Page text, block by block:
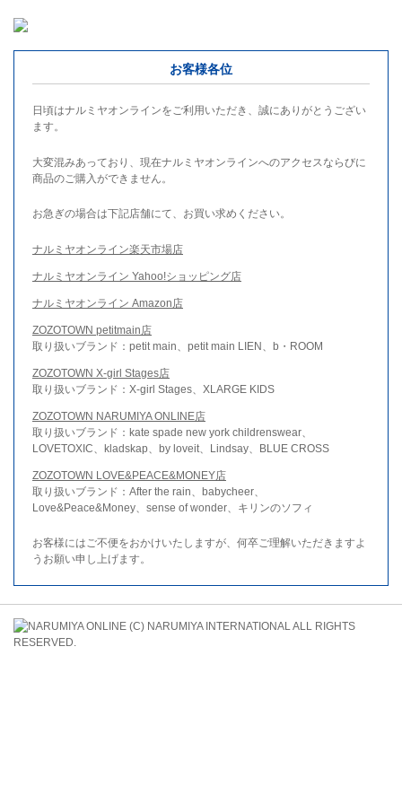
お客様各位
日頃はナルミヤオンラインをご利用いただき、誠にありがとうござい
ます。
大変混みあっており、現在ナルミヤオンラインへのアクセスならびに
商品のご購入ができません。
お急ぎの場合は下記店舗にて、お買い求めください。
ナルミヤオンライン楽天市場店
ナルミヤオンライン Yahoo!ショッピング店
ナルミヤオンライン Amazon店
ZOZOTOWN petitmain店
取り扱いブランド：petit main、petit main LIEN、b・ROOM
ZOZOTOWN X-girl Stages店
取り扱いブランド：X-girl Stages、XLARGE KIDS
ZOZOTOWN NARUMIYA ONLINE店
取り扱いブランド：kate spade new york childrenswear、
LOVETOXIC、kladskap、by loveit、Lindsay、BLUE CROSS
ZOZOTOWN LOVE&PEACE&MONEY店
取り扱いブランド：After the rain、babycheer、
Love&Peace&Money、sense of wonder、キリンのソフィ
お客様にはご不便をおかけいたしますが、何卒ご理解いただきますよ
うお願い申し上げます。